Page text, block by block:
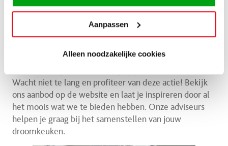
Aanpassen
Alleen noodzakelijke cookies
25% korting op jouw nieuwe
Op jacht naar een nieuwe keuken? Je zoektocht stopt
Wacht niet te lang en profiteer van deze actie! Bekijk
ons aanbod op de website en laat je inspireren door al
het moois wat we te bieden hebben. Onze adviseurs
helpen je graag bij het samenstellen van jouw
droomkeuken.